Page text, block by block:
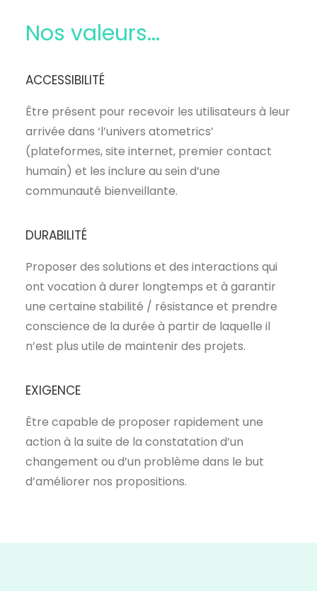
Nos valeurs...
ACCESSIBILITÉ
Être présent pour recevoir les utilisateurs à leur
arrivée dans ‘l’univers atometrics’
(plateformes, site internet, premier contact
humain) et les inclure au sein d’une
communauté bienveillante.
DURABILITÉ
Proposer des solutions et des interactions qui
ont vocation à durer longtemps et à garantir
une certaine stabilité / résistance et prendre
conscience de la durée à partir de laquelle il
n’est plus utile de maintenir des projets.
EXIGENCE
Être capable de proposer rapidement une
action à la suite de la constatation d’un
changement ou d’un problème dans le but
d’améliorer nos propositions.